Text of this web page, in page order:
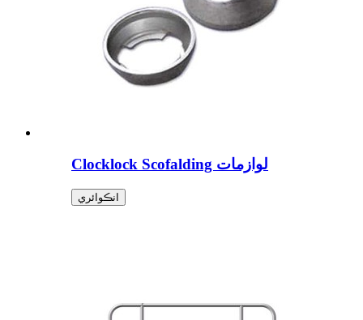
Clocklock Scofalding لوازمات
انڪوائري